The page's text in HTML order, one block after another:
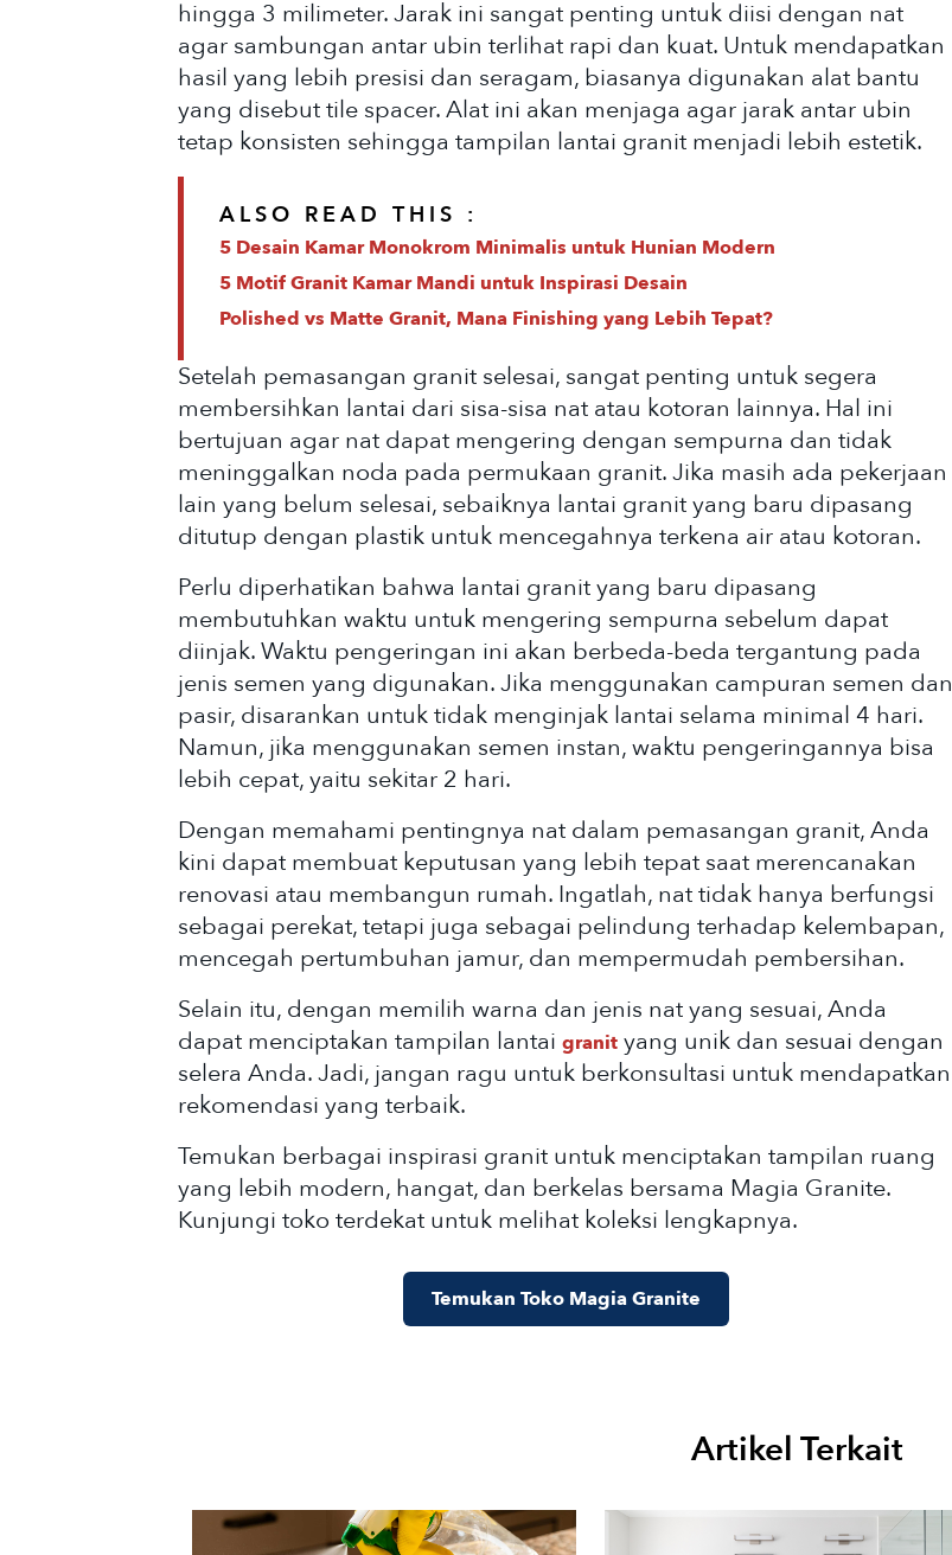
hingga 3 milimeter. Jarak ini sangat penting untuk diisi dengan nat
agar sambungan antar ubin terlihat rapi dan kuat. Untuk mendapatkan
hasil yang lebih presisi dan seragam, biasanya digunakan alat bantu
yang disebut tile spacer. Alat ini akan menjaga agar jarak antar ubin
tetap konsisten sehingga tampilan lantai granit menjadi lebih estetik.
ALSO READ THIS :
5 Desain Kamar Monokrom Minimalis untuk Hunian Modern
5 Motif Granit Kamar Mandi untuk Inspirasi Desain
Polished vs Matte Granit, Mana Finishing yang Lebih Tepat?
Setelah pemasangan granit selesai, sangat penting untuk segera
membersihkan lantai dari sisa-sisa nat atau kotoran lainnya. Hal ini
bertujuan agar nat dapat mengering dengan sempurna dan tidak
meninggalkan noda pada permukaan granit. Jika masih ada pekerjaan
lain yang belum selesai, sebaiknya lantai granit yang baru dipasang
ditutup dengan plastik untuk mencegahnya terkena air atau kotoran.
Perlu diperhatikan bahwa lantai granit yang baru dipasang
membutuhkan waktu untuk mengering sempurna sebelum dapat
diinjak. Waktu pengeringan ini akan berbeda-beda tergantung pada
jenis semen yang digunakan. Jika menggunakan campuran semen dan
pasir, disarankan untuk tidak menginjak lantai selama minimal 4 hari.
Namun, jika menggunakan semen instan, waktu pengeringannya bisa
lebih cepat, yaitu sekitar 2 hari.
Dengan memahami pentingnya nat dalam pemasangan granit, Anda
kini dapat membuat keputusan yang lebih tepat saat merencanakan
renovasi atau membangun rumah. Ingatlah, nat tidak hanya berfungsi
sebagai perekat, tetapi juga sebagai pelindung terhadap kelembapan,
mencegah pertumbuhan jamur, dan mempermudah pembersihan.
Selain itu, dengan memilih warna dan jenis nat yang sesuai, Anda
dapat menciptakan tampilan lantai granit yang unik dan sesuai dengan
selera Anda. Jadi, jangan ragu untuk berkonsultasi untuk mendapatkan
rekomendasi yang terbaik.
Temukan berbagai inspirasi granit untuk menciptakan tampilan ruang
yang lebih modern, hangat, dan berkelas bersama Magia Granite.
Kunjungi toko terdekat untuk melihat koleksi lengkapnya.
Temukan Toko Magia Granite
Artikel Terkait